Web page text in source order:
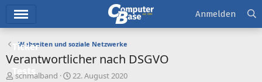
Ticker
Tests
Anmelden
Webseiten und soziale Netzwerke
Verantwortlicher nach DSGVO
E
schmalband
E
22. August 2020